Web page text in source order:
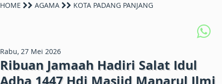
HOME AGAMA KOTA PADANG PANJANG
Rabu, 27 Mei 2026
Ribuan Jamaah Hadiri Salat Idul